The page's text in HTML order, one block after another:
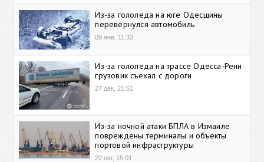
Из-за гололеда на юге Одесщины
перевернулся автомобиль
09 янв, 11:33
Из-за гололеда на трассе Одесса-Рени
грузовик съехал с дороги
27 дек, 21:51
Из-за ночной атаки БПЛА в Измаиле
повреждены терминалы и объекты
портовой инфраструктуры
22 окт, 15:01